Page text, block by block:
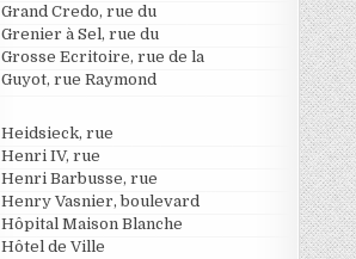
Grand Credo, rue du
Grenier à Sel, rue du
Grosse Ecritoire, rue de la
Guyot, rue Raymond
Heidsieck, rue
Henri IV, rue
Henri Barbusse, rue
Henry Vasnier, boulevard
Hôpital Maison Blanche
Hôtel de Ville